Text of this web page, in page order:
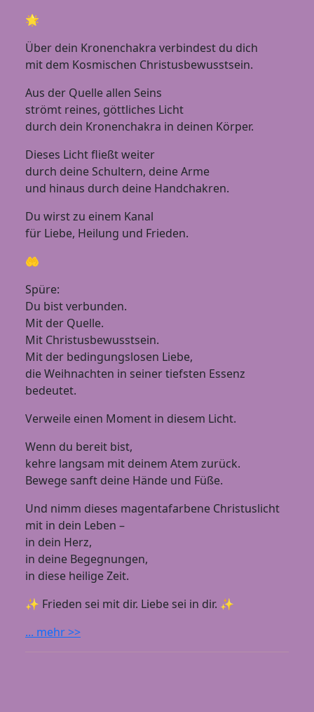
🌟
Über dein Kronenchakra verbindest du dich
mit dem Kosmischen Christusbewusstsein.
Aus der Quelle allen Seins
strömt reines, göttliches Licht
durch dein Kronenchakra in deinen Körper.
Dieses Licht fließt weiter
durch deine Schultern, deine Arme
und hinaus durch deine Handchakren.
Du wirst zu einem Kanal
für Liebe, Heilung und Frieden.
🤲
Spüre:
Du bist verbunden.
Mit der Quelle.
Mit Christusbewusstsein.
Mit der bedingungslosen Liebe,
die Weihnachten in seiner tiefsten Essenz
bedeutet.
Verweile einen Moment in diesem Licht.
Wenn du bereit bist,
kehre langsam mit deinem Atem zurück.
Bewege sanft deine Hände und Füße.
Und nimm dieses magentafarbene Christuslicht
mit in dein Leben –
in dein Herz,
in deine Begegnungen,
in diese heilige Zeit.
✨ Frieden sei mit dir. Liebe sei in dir. ✨
... mehr >>